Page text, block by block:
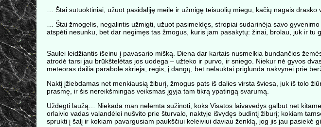
… Štai sutuoktiniai, užuot pasidaliję meile ir užmigę teisuolių miegu, kačių nagais
… Štai žmogelis, negalintis užmigti, užuot pasimeldęs, stropiai sudarinėja savo
atspėti nesunku, bet dar negimęs tas žmogus, kuris jam pasakytų: žinai, brolau, juk ir tu
Saulei leidžiantis išeinu į pavasario mišką. Diena dar kartais nusmelkia bundančios
atrodė tarsi jau brūkštelėtas jos uodega – užteko ir purvo, ir sniego. Niekur nė gyvos
meteoras dailia parabole skrieja, regis, į dangų, bet nelauktai priglunda nakvynei prie
Naktį įžiebdamas net menkiausią žiburį, žmogus pats iš dalies virsta šviesa, juk iš tolo
prasmę, ir šis nereikšmingas veiksmas įgyja tam tikrą ypatingą svarumą.
Uždegti laužą… Niekada man nelemta sužinoti, koks Visatos laivavedys galbūt net
orlaivio vadas valandėlei nušvito prie šturvalo, naktyje išvydęs budintį žiburį; kokiam
sprukti į šalį ir kokiam pavargusiam paukščiui keleiviui daviau ženklą, jog jis jau pasiekė